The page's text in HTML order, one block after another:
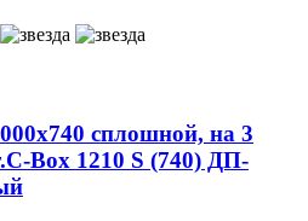
сплошной, на 3
Box 1210 S (740) ДП-